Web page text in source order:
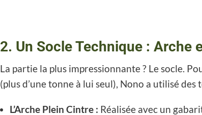
2. Un Socle Technique : Arche
La partie la plus impressionnante ? Le socle.
(plus d’une tonne à lui seul), Nono a utilisé des
L’Arche Plein Cintre : Réalisée avec un